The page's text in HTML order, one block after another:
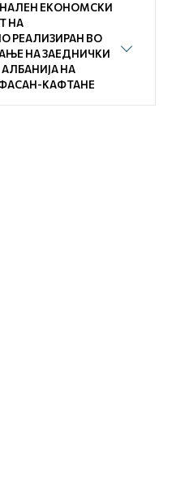
Open
ЕКОНОМСКИ
НА
РЕАЛИЗИРАН ВО
НА ЗАЕДНИЧКИ
НА
КАФТАНЕ